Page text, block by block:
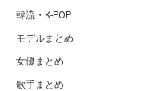
韓流・K-POP
モデルまとめ
女優まとめ
歌手まとめ